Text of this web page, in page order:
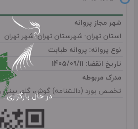
در حال بارگزاری...
شهر مجاز پروانه
استان تهران- شهرستان تهران- شهر تهران
نوع پروانه: پروانه طبابت
تاریخ انقضا: 1405/09/11
مدرک مربوطه
تخصص بورد (دانشنامه) گوش، گلو، بینی